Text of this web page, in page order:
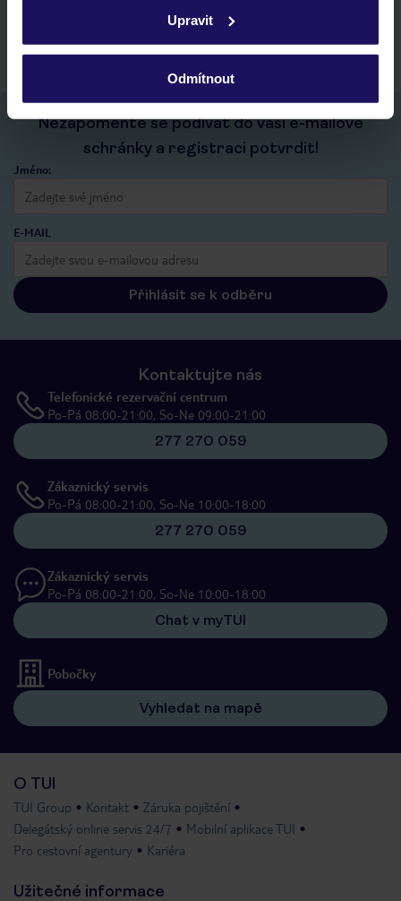
ochrany osobních údajů.Upravit
Odmítnout
kontakt s TUI a všechny informace o tvé rezervaci v myTUI
Nezapomeňte se podívat do vaší e-mailové
schránky a registraci potvrdit!
Jméno:
E-MAIL
Přihlásit se k odběru
Kontaktujte nás
Telefonické rezervační centrum
Po-Pá 08:00-21:00, So-Ne 09:00-21:00
277 270 059
Zákaznický servis
Po-Pá 08:00-21:00, So-Ne 10:00-18:00
277 270 059
Zákaznický servis
Po-Pá 08:00-21:00, So-Ne 10:00-18:00
Chat v myTUI
Pobočky
Vyhledat na mapě
O TUI
TUI Group Kontakt
Záruka pojištění
Delegátský online servis 24/7
Mobilní aplikace TUI
Pro cestovní agentury
Kariéra
Užitečné informace